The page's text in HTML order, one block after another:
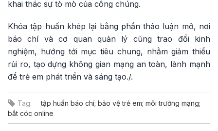
khai thác sự tò mò của công chúng.
Khóa tập huấn khép lại bằng phần thảo luận mở, nơi
báo chí và cơ quan quản lý cùng trao đổi kinh
nghiệm, hướng tới mục tiêu chung, nhằm giảm thiểu
rủi ro, tạo dựng không gian mạng an toàn, lành mạnh
để trẻ em phát triển và sáng tạo./.
Tag:
tập huấn báo chí; bảo vệ trẻ em; môi trường mạng;
bắt cóc online